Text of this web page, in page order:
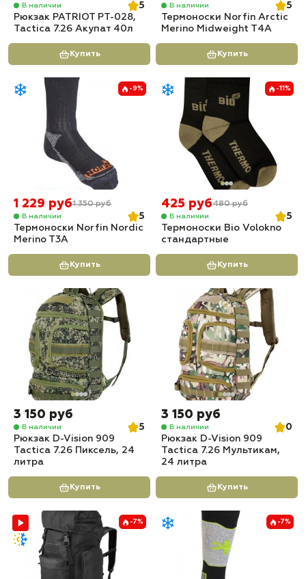
В наличии
5
Рюкзак PATRIOT РТ-028,
Tactica 7.26 Акупат 40л
Купить
В наличии
5
Термоноски Norfin Arctic
Merino Midweight T4A
Купить
-9%
1 229 руб1 350 руб
В наличии
5
Термоноски Norfin Nordic
Merino T3A
Купить
-11%
425 руб480 руб
В наличии
5
Термоноски Bio Volokno
стандартные
Купить
3 150 руб
В наличии
5
Рюкзак D-Vision 909
Tactica 7.26 Пиксель, 24
литра
Купить
3 150 руб
В наличии
0
Рюкзак D-Vision 909
Tactica 7.26 Мультикам,
24 литра
Купить
-7% -7%